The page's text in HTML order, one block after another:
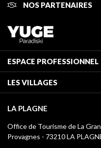
NOS PARTENAIRES
ESPACE PROFESSIONNEL
Classement des meublés
Taxe de séjour
Médiathèque
Logos La Plagne
LES VILLAGES
Montchavin - Les Coches
Champagny-en-Vanoise
LA PLAGNE
Office de Tourisme de La
Provagnes - 73210 LA